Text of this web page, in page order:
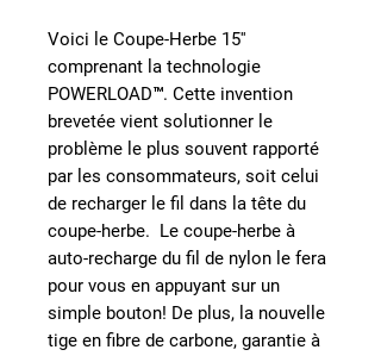
Voici le Coupe-Herbe 15''
comprenant la technologie
POWERLOAD™. Cette invention
brevetée vient solutionner le
problème le plus souvent rapporté
par les consommateurs, soit celui
de recharger le fil dans la tête du
coupe-herbe. Le coupe-herbe à
auto-recharge du fil de nylon le fera
pour vous en appuyant sur un
simple bouton! De plus, la nouvelle
tige en fibre de carbone, garantie à